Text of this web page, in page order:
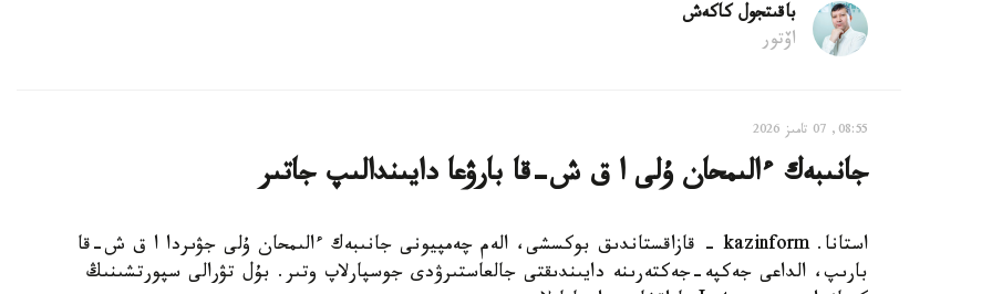
باقىتجول كاكەش
اۆتور
08:55, 07 تامىز 2026
جانىبەك ءالىمحان ۇلى ا ق ش-قا بارۋعا دايىندالىپ جاتىر
استانا. kazinform - قازاقستاندىق بوكسشى، الەم چەمپيونى جانىبەك ءالىمحان ۇلى جۋىردا ا ق ش-قا
بارىپ، الداعى جەكپە-جەكتەرىنە دايىندىقتى جالعاستىرۋدى جوسپارلاپ وتىر. بۇل تۋرالى سپورتشىنىڭ